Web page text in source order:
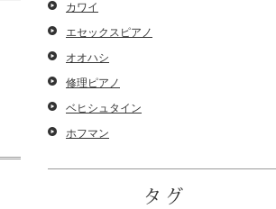
カワイ
エセックスピアノ
オオハシ
修理ピアノ
ベヒシュタイン
ホフマン
タグ